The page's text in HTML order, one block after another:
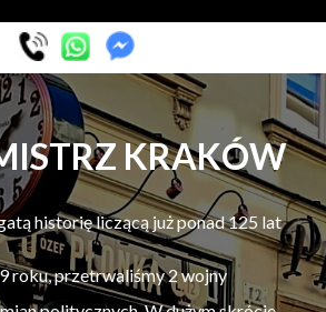
KRAKÓW
historię liczącą już ponad 125 lat
roku, przetrwaliśmy 2 wojny